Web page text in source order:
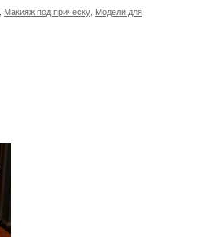
Макияж под прическу Модели для